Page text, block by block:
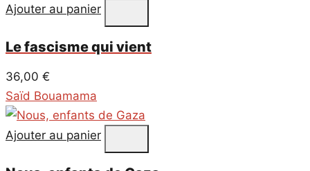
Ajouter au panier
Le fascisme qui vient
36,00 €
Saïd Bouamama
Ajouter au panier